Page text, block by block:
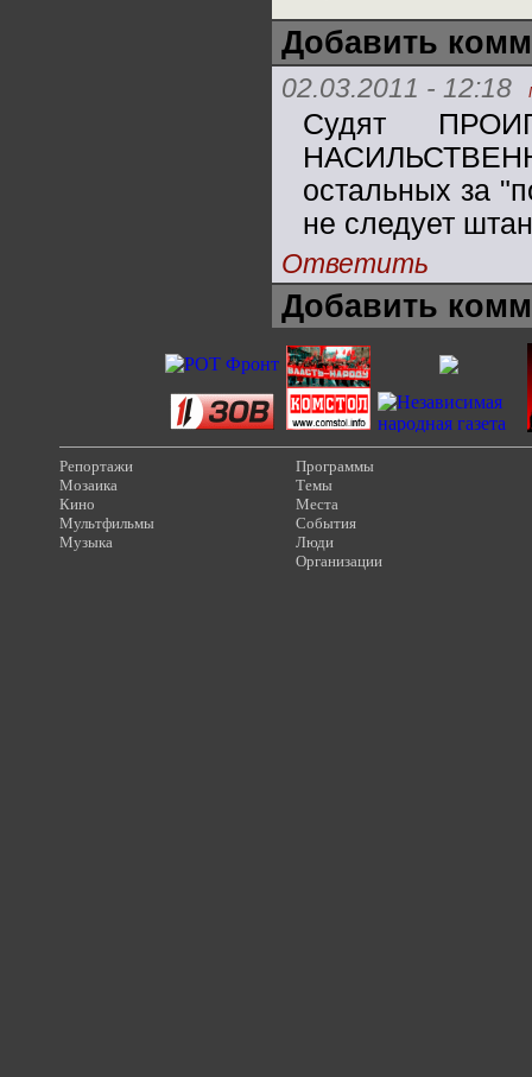
Добавить
02.03.2011 - 12:18
Судят
остальных за
не следует
Ответить
Добавить
Репортажи
Мозаика
Кино
Мультфильмы
Музыка
Программы
Темы
Места
События
Люди
Организации